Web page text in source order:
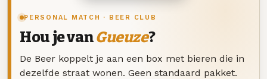
PERSONAL MATCH · BEER CLUB
Hou je vanGueuze?
De Beer koppelt je aan een box met bieren die in
dezelfde straat wonen. Geen standaard pakket.